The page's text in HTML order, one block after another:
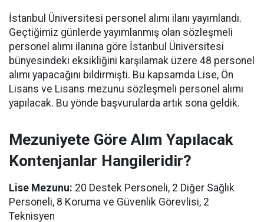
İstanbul Üniversitesi personel alımı ilanı yayımlandı.
Geçtiğimiz günlerde yayımlanmış olan sözleşmeli
personel alımı ilanına göre İstanbul Üniversitesi
bünyesindeki eksikliğini karşılamak üzere 48 personel
alımı yapacağını bildirmişti. Bu kapsamda Lise, Ön
Lisans ve Lisans mezunu sözleşmeli personel alımı
yapılacak. Bu yönde başvurularda artık sona geldik.
Mezuniyete Göre Alım Yapılacak
Kontenjanlar Hangileridir?
Lise Mezunu: 20 Destek Personeli, 2 Diğer Sağlık
Personeli, 8 Koruma ve Güvenlik Görevlisi, 2
Teknisyen